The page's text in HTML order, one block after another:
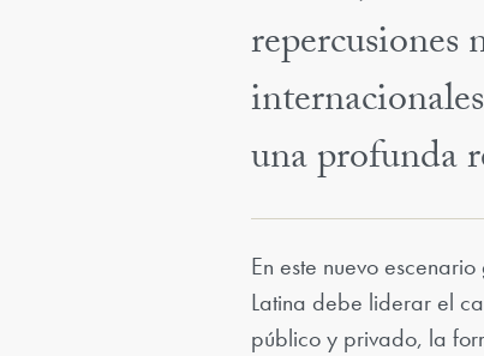
repercusiones
una profunda
En este nuevo
Latina debe liderar el
público y privado, la